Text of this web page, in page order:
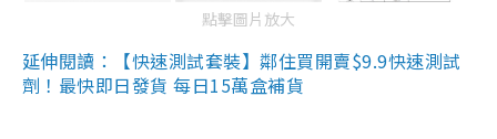
點擊圖片放大
延伸閱讀：【快速測試套裝】鄰住買開賣$9.9快速測試
劑！最快即日發貨 每日15萬盒補貨